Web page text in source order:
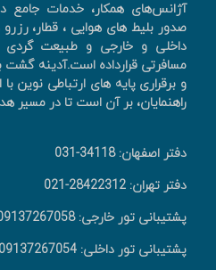
آژانس‌های همکار، خدمات جامع در
صدور بليط های هوايی ، قطار، رزرو
داخلی و خارجی و طبیعت گردی
مسافرتی قرارداده است.آدینه گشت
و برقراری پایه های ارتباطی نوین
راهنمایان، بر آن است تا در مسیر
دفتر اصفهان: 34118-031
دفتر تهران: 28422312-021
پشتیبانی تور خارجی: 09137267058
پشتیبانی تور داخلی: 09137267054